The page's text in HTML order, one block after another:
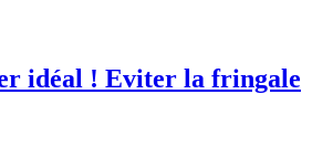
idéal ! Eviter la fringale